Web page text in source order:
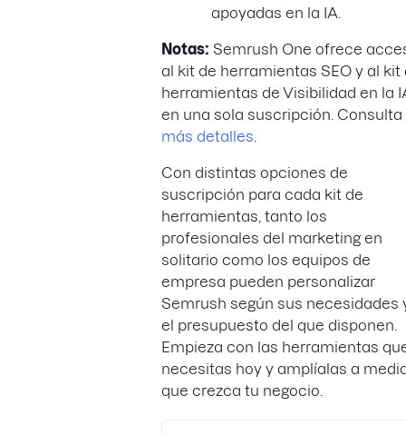
apoyadas en la IA.
Notas: Semrush One ofrece
al kit de herramientas SEO y al kit
herramientas de Visibilidad en la
en una sola suscripción. Consulta
más detalles
Con distintas opciones de
suscripción para cada kit de
herramientas, tanto los
profesionales del marketing en
solitario como los equipos de
empresa pueden personalizar
Semrush según sus necesidades
el presupuesto del que disponen.
Empieza con las herramientas
necesitas hoy y amplíalas a
que crezca tu negocio.